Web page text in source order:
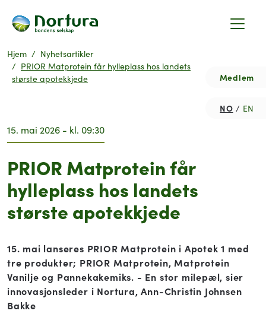
Medlem
NO EN
Hjem
Nyhetsartikler
PRIOR Matprotein får hylleplass hos landets
største apotekkjede
15. mai 2026 - kl. 09:30
PRIOR Matprotein får
hylleplass hos landets
største apotekkjede
15. mai lanseres PRIOR Matprotein i Apotek 1 med
tre produkter; PRIOR Matprotein, Matprotein
Vanilje og Pannekakemiks. - En stor milepæl, sier
innovasjonsleder i Nortura, Ann-Christin Johnsen
Bakke